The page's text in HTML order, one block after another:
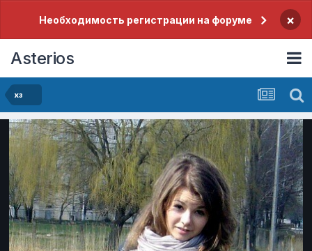
Необходимость регистрации на форуме ×
Asterios
хз